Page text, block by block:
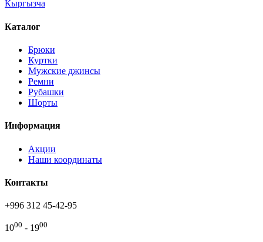
Кыргызча
Каталог
Брюки
Куртки
Мужские джинсы
Ремни
Рубашки
Шорты
Информация
Акции
Наши координаты
Контакты
+996 312 45-42-95
1000 - 1900